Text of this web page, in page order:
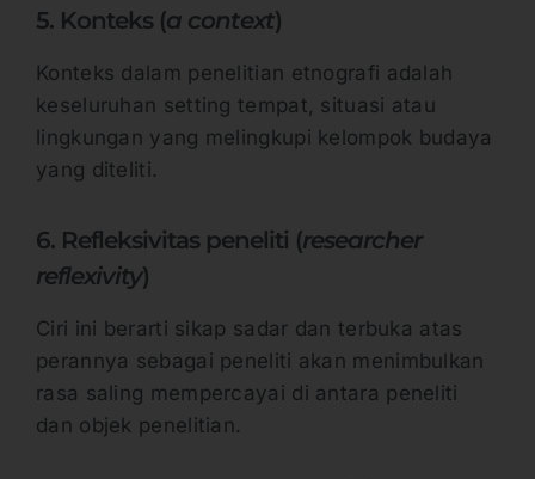
5. Konteks (a context)
Konteks dalam penelitian etnografi adalah
keseluruhan setting tempat, situasi atau
lingkungan yang melingkupi kelompok budaya
yang diteliti.
6. Refleksivitas peneliti (researcher
reflexivity)
Ciri ini berarti sikap sadar dan terbuka atas
perannya sebagai peneliti akan menimbulkan
rasa saling mempercayai di antara peneliti
dan objek penelitian.